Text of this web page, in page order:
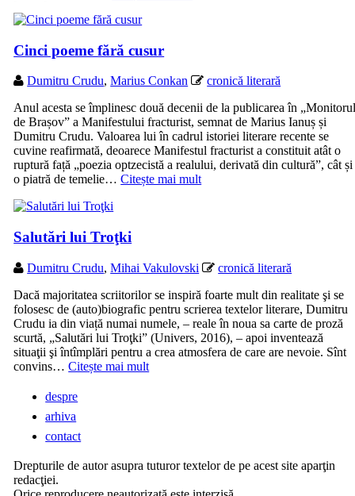
Cinci poeme fără cusur
Dumitru Crudu,Marius Conkan
cronică literară
Anul acesta se împlinesc două decenii de la publicarea în
de Brașov” a Manifestului fracturist, semnat de Marius Ianuș și
Dumitru Crudu. Valoarea lui în cadrul istoriei literare recente se
cuvine reafirmată, deoarece Manifestul fracturist a constituit atât o
ruptură față „poezia optzecistă a realului, derivată din cultură”, cât și
o piatră de temelie…Citește mai mult
Salutări lui Troţki
Dumitru Crudu,Mihai Vakulovski
cronică literară
Dacă majoritatea scriitorilor se inspiră foarte mult din realitate şi se
folosesc de (auto)biografic pentru scrierea textelor literare, Dumitru
Crudu ia din viață numai numele, – reale în noua sa carte de proză
scurtă, „Salutări lui Troţki” (Univers, 2016), – apoi inventează
situaţii şi întîmplări pentru a crea atmosfera de care are nevoie. Sînt
convins…Citește mai mult
despre
arhiva
contact
Drepturile de autor asupra tuturor textelor de pe acest site aparţin
redacţiei.